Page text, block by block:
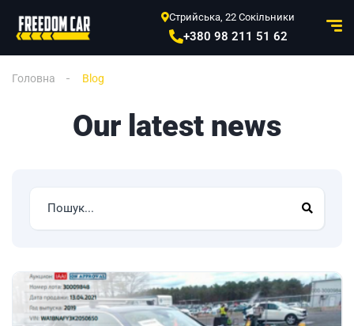
Стрийська, 22 Сокільники
+380 98 211 51 62
Головна Blog
Our latest news